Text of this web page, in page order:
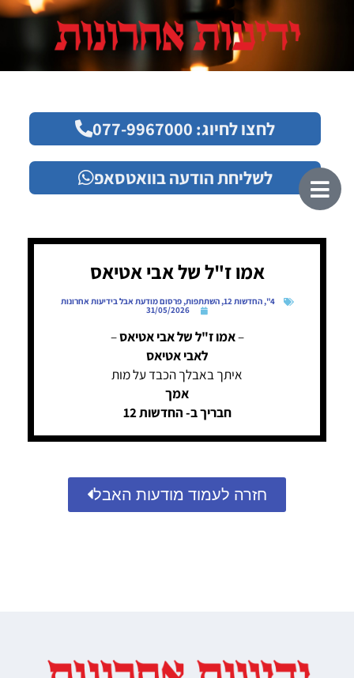
לחצו לחיוג: 077-9967000
לשליחת הודעה בוואטסאפ
אמו ז"ל של אבי אטיאס
4"
,החדשות 12 ,השתתפות,פרסום מודעת אבל בידיעות אחרונות
31/05/2026
–אמו ז"ל של אבי אטיאס–
לאבי אטיאס
איתך באבלך הכבד על מות
אמך
חבריך ב- החדשות 12
חזרה לעמוד מודעות האבל